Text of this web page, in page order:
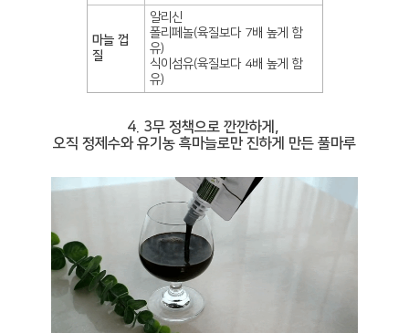
마늘 껍
질
알리신
폴리페놀(육질보다 7배 높게 함
유)
식이섬유(육질보다 4배 높게 함
유)
4. 3무 정책으로 깐깐하게,
오직 정제수와 유기농 흑마늘로만 진하게 만든 풀마루